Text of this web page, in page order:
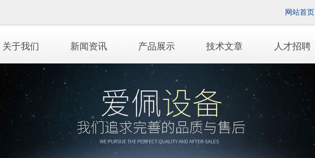
网站首页
关于我们 新闻资讯 产品展示 技术文章 人才招聘